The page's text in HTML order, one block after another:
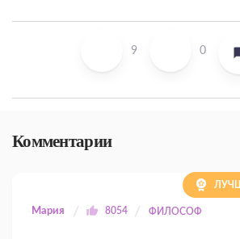
9 0
Комментарии
Мария 8054 ФИЛОСОФ